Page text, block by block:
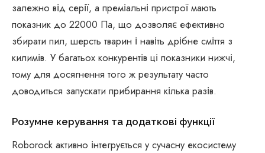
залежно від серії, а преміальні пристрої мають
показник до 22000 Па, що дозволяє ефективно
збирати пил, шерсть тварин і навіть дрібне сміття з
килимів. У багатьох конкурентів ці показники нижчі,
тому для досягнення того ж результату часто
доводиться запускати прибирання кілька разів.
Розумне керування та додаткові функції
Roborock активно інтегрується у сучасну екосистему